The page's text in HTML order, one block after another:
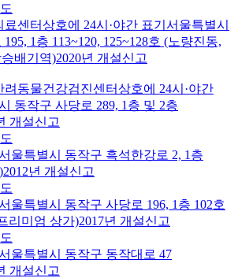
료센터상호에 24시·야간 표기 서울특별시
1층 113~120, 125~128호 (노량진동,
배기역)2020년 개설신고
려동물건강검진센터상호에 24시·야간
동작구 사당로 289, 1층 및 2층
개설신고
울특별시 동작구 흑석한강로 2, 1층
2012년 개설신고
울특별시 동작구 사당로 196, 1층 102호
리미엄 상가)2017년 개설신고
울특별시 동작구 동작대로 47
개설신고